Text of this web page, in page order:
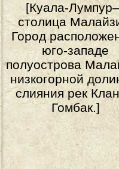
[Куала-
столица
Город
юго-западе
полуострова
низкогорной
слияния рек
Гомбак.]